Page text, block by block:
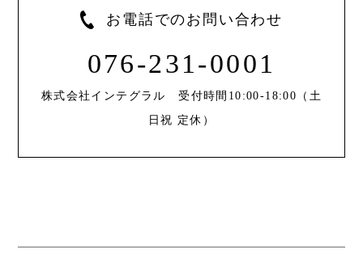
お電話でのお問い合わせ
076-231-0001
株式会社インテグラル 受付時間10:00-18:00（土
日祝 定休）